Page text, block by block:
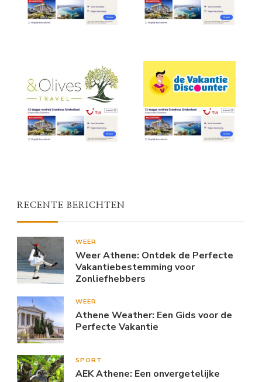
RECENTE BERICHTEN
WEER
Weer Athene: Ontdek de Perfecte
Vakantiebestemming voor
Zonliefhebbers
WEER
Athene Weather: Een Gids voor de
Perfecte Vakantie
SPORT
AEK Athene: Een onvergetelijke